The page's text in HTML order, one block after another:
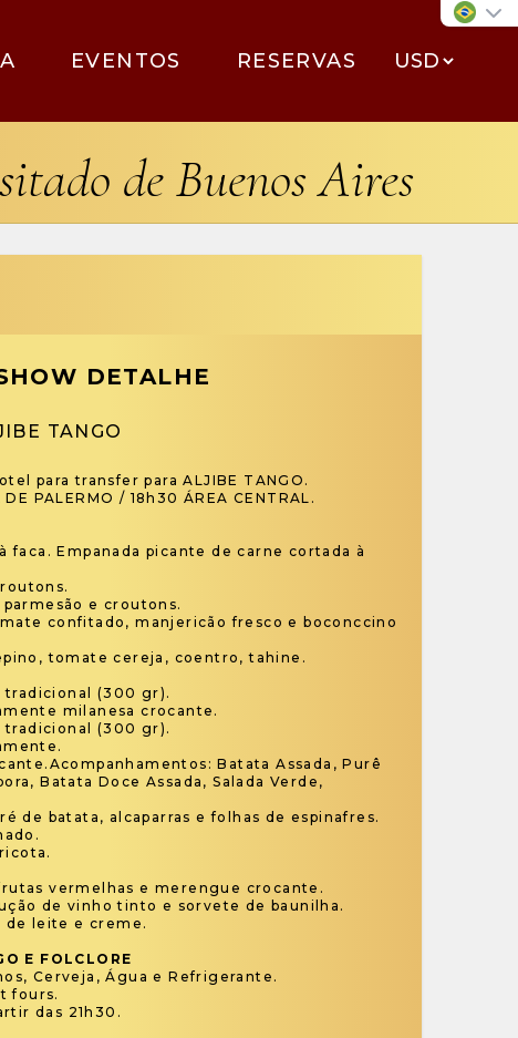
EVENTOS RESERVAS
de Buenos Aires
DETALHE
TANGO
para transfer para ALJIBE TANGO.
PALERMO / 18h30 ÁREA CENTRAL.
faca. Empanada picante de carne cortada à
e croutons.
confitado, manjericão fresco e boconccino
tomate cereja, coentro, tahine.
(300 gr).
milanesa crocante.
(300 gr).
Batata Assada, Purê
Batata Doce Assada, Salada Verde,
de batata, alcaparras e folhas de espinafres.
vermelhas e merengue crocante.
de vinho tinto e sorvete de baunilha.
de leite e creme.
E FOLCLORE
Cerveja, Água e Refrigerante.
fours.
das 21h30.